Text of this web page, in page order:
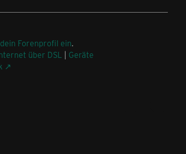
Forenprofil ein.
über DSL | Geräte